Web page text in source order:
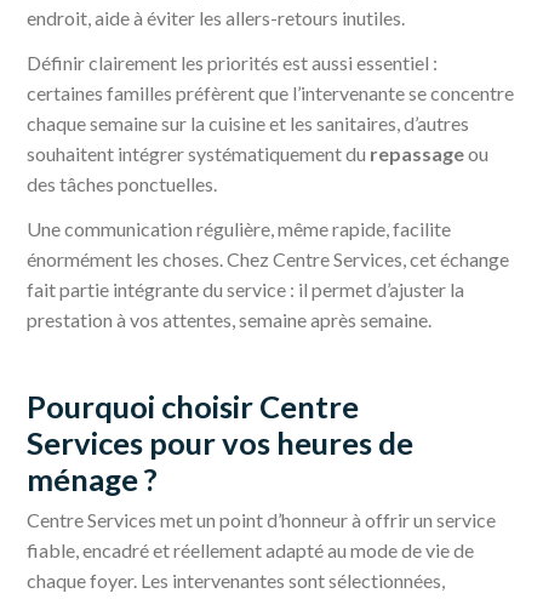
endroit, aide à éviter les allers-retours inutiles.
Définir clairement les priorités est aussi essentiel :
certaines familles préfèrent que l’intervenante se concentre
chaque semaine sur la cuisine et les sanitaires, d’autres
souhaitent intégrer systématiquement du repassageou
des tâches ponctuelles.
Une communication régulière, même rapide, facilite
énormément les choses. Chez Centre Services, cet échange
fait partie intégrante du service : il permet d’ajuster la
prestation à vos attentes, semaine après semaine.
Pourquoi choisir Centre
Services pour vos heures de
ménage ?
Centre Services met un point d’honneur à offrir un service
fiable, encadré et réellement adapté au mode de vie de
chaque foyer. Les intervenantes sont sélectionnées,